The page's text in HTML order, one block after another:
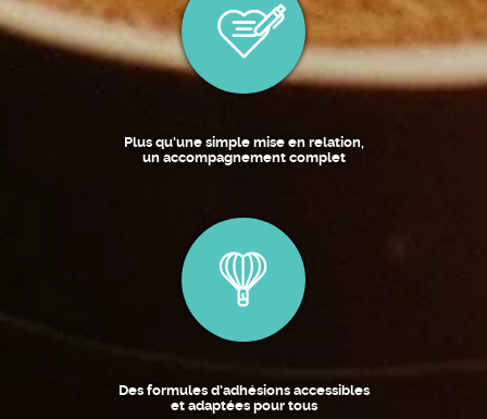
Plus qu'une simple mise en relation,
un accompagnement complet
Des formules d'adhésions accessibles
et adaptées pour tous